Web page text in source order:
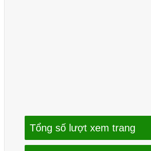
Tổng số lượt xem trang